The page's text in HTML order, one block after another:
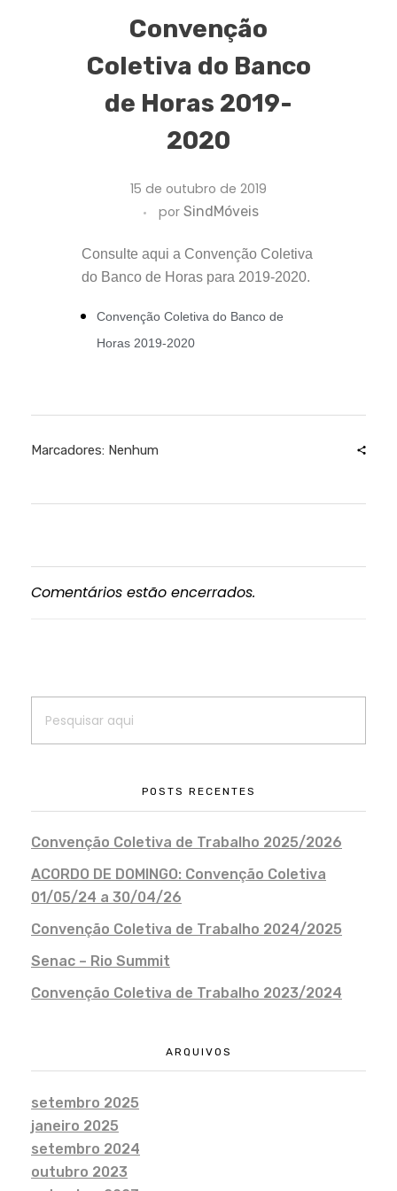
Convenção
Coletiva do Banco
de Horas 2019-
2020
15 de outubro de 2019
por SindMóveis
Consulte aqui a Convenção Coletiva
do Banco de Horas para 2019-2020.
Convenção Coletiva do Banco de
Horas 2019-2020
Marcadores: Nenhum
Comentários estão encerrados.
POSTS RECENTES
Convenção Coletiva de Trabalho 2025/2026
ACORDO DE DOMINGO: Convenção Coletiva
01/05/24 a 30/04/26
Convenção Coletiva de Trabalho 2024/2025
Senac – Rio Summit
Convenção Coletiva de Trabalho 2023/2024
ARQUIVOS
setembro 2025
janeiro 2025
setembro 2024
outubro 2023